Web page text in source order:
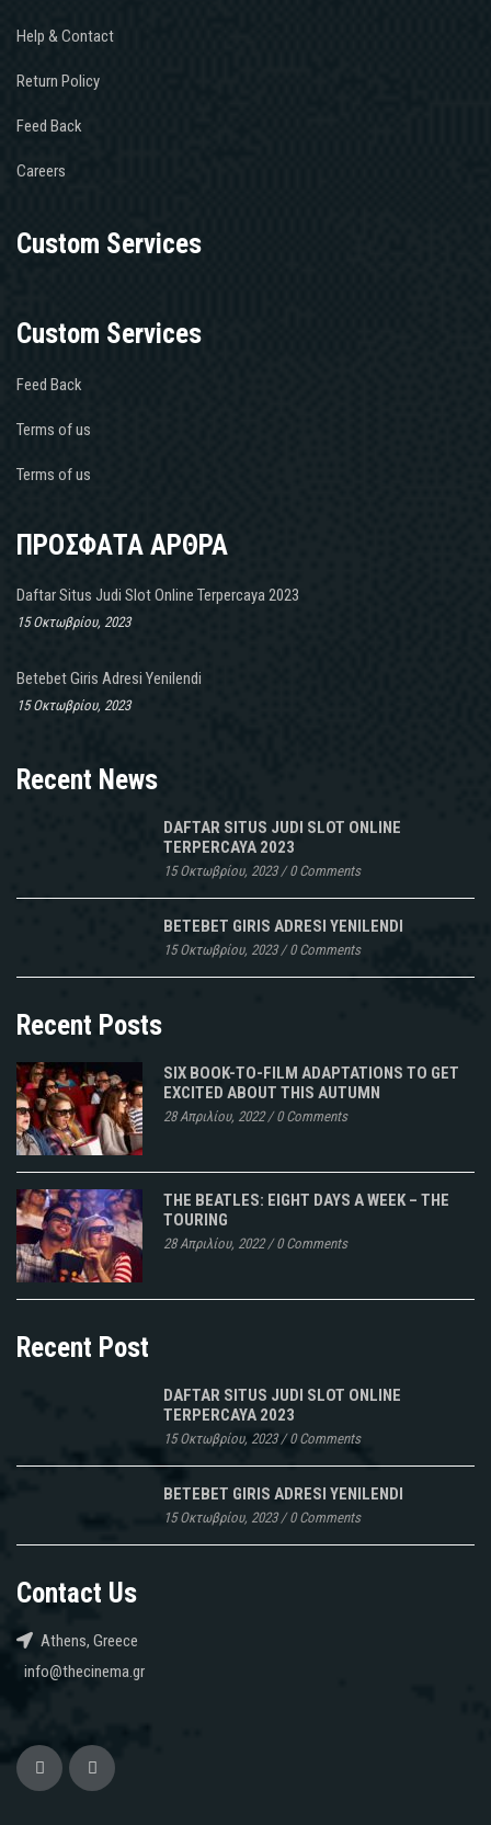
Help & Contact
Return Policy
Feed Back
Careers
Custom Services
Custom Services
Feed Back
Terms of us
Terms of us
ΠΡΟΣΦΑΤΑ ΑΡΘΡΑ
Daftar Situs Judi Slot Online Terpercaya 2023
15 Οκτωβρίου, 2023
Betebet Giris Adresi Yenilendi
15 Οκτωβρίου, 2023
Recent News
DAFTAR SITUS JUDI SLOT ONLINE
TERPERCAYA 2023
15 Οκτωβρίου, 2023/0 Comments
BETEBET GIRIS ADRESI YENILENDI
15 Οκτωβρίου, 2023/0 Comments
Recent Posts
SIX BOOK-TO-FILM ADAPTATIONS TO GET
EXCITED ABOUT THIS AUTUMN
28 Απριλίου, 2022/0 Comments
THE BEATLES: EIGHT DAYS A WEEK – THE
TOURING
28 Απριλίου, 2022/0 Comments
Recent Post
DAFTAR SITUS JUDI SLOT ONLINE
TERPERCAYA 2023
15 Οκτωβρίου, 2023/0 Comments
BETEBET GIRIS ADRESI YENILENDI
15 Οκτωβρίου, 2023/0 Comments
Contact Us
Athens, Greece
info@thecinema.gr